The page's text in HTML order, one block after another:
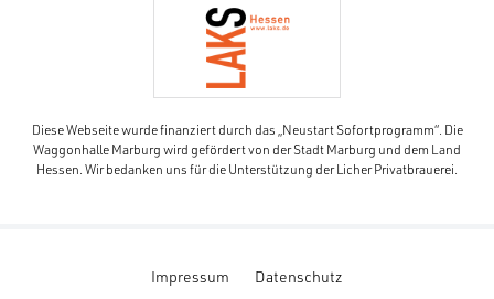
Diese Webseite wurde finanziert durch das „Neustart Sofortprogramm“. Die
Waggonhalle Marburg wird gefördert von der Stadt Marburg und dem Land
Hessen. Wir bedanken uns für die Unterstützung der Licher Privatbrauerei.
Impressum Datenschutz